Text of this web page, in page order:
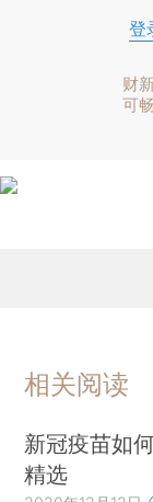
登
财
可
相关阅读
新冠疫苗如
精选